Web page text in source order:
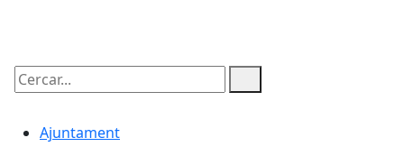
Cercar:
Ajuntament